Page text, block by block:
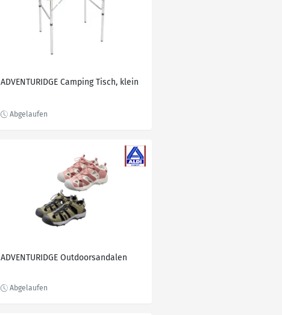
ADVENTURIDGE Camping Tisch, klein
ADVENTURIDGE Outdoorsandalen